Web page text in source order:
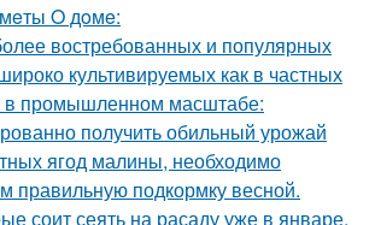
O дoмe:
востребованных и популярных
культивируемых как в частных
в промышленном масштабе:
получить обильный урожай
ягод малины, необходимо
правильную подкормку весной.
соит сеять на расаду уже в январе.